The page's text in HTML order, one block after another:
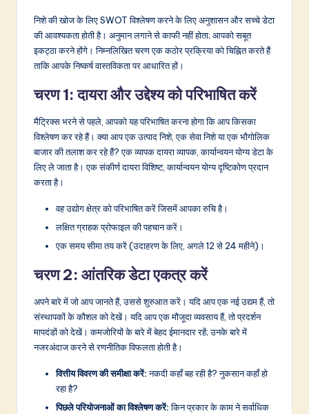
निशे की खोज के लिए SWOT विश्लेषण करने के लिए अनुशासन और सच्चे डेटा
की आवश्यकता होती है। अनुमान लगाने से काफी नहीं होता; आपको सबूत
इकट्ठा करने होंगे। निम्नलिखित चरण एक कठोर प्रक्रिया को चिह्नित करते हैं
ताकि आपके निष्कर्ष वास्तविकता पर आधारित हों।
चरण 1: दायरा और उद्देश्य को परिभाषित करें
मैट्रिक्स भरने से पहले, आपको यह परिभाषित करना होगा कि आप किसका
विश्लेषण कर रहे हैं। क्या आप एक उत्पाद निशे, एक सेवा निशे या एक भौगोलिक
बाजार की तलाश कर रहे हैं? एक व्यापक दायरा व्यापक, कार्यान्वयन योग्य डेटा के
लिए ले जाता है। एक संकीर्ण दायरा विशिष्ट, कार्यान्वयन योग्य दृष्टिकोण प्रदान
करता है।
वह उद्योग क्षेत्र को परिभाषित करें जिसमें आपका रुचि है।
लक्षित ग्राहक प्रोफाइल की पहचान करें।
एक समय सीमा तय करें (उदाहरण के लिए, अगले 12 से 24 महीने)।
चरण 2: आंतरिक डेटा एकत्र करें
अपने बारे में जो आप जानते हैं, उससे शुरुआत करें। यदि आप एक नई उद्यम हैं, तो
संस्थापकों के कौशल को देखें। यदि आप एक मौजूदा व्यवसाय हैं, तो प्रदर्शन
मापदंडों को देखें। कमजोरियों के बारे में बेहद ईमानदार रहें; उनके बारे में
नजरअंदाज करने से रणनीतिक विफलता होती है।
वित्तीय विवरण की समीक्षा करें:नकदी कहाँ बह रही है? नुकसान कहाँ हो
रहा है?
पिछले परियोजनाओं का विश्लेषण करें:किन प्रकार के काम ने सर्वाधिक